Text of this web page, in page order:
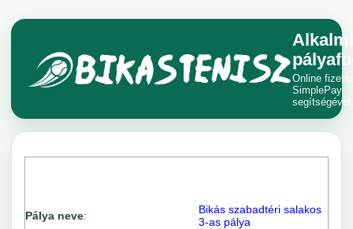
Alkalmi
Online
SimplePay
segítségével.
Pálya neve:
Bikás szabadtéri salakos
3-as pálya